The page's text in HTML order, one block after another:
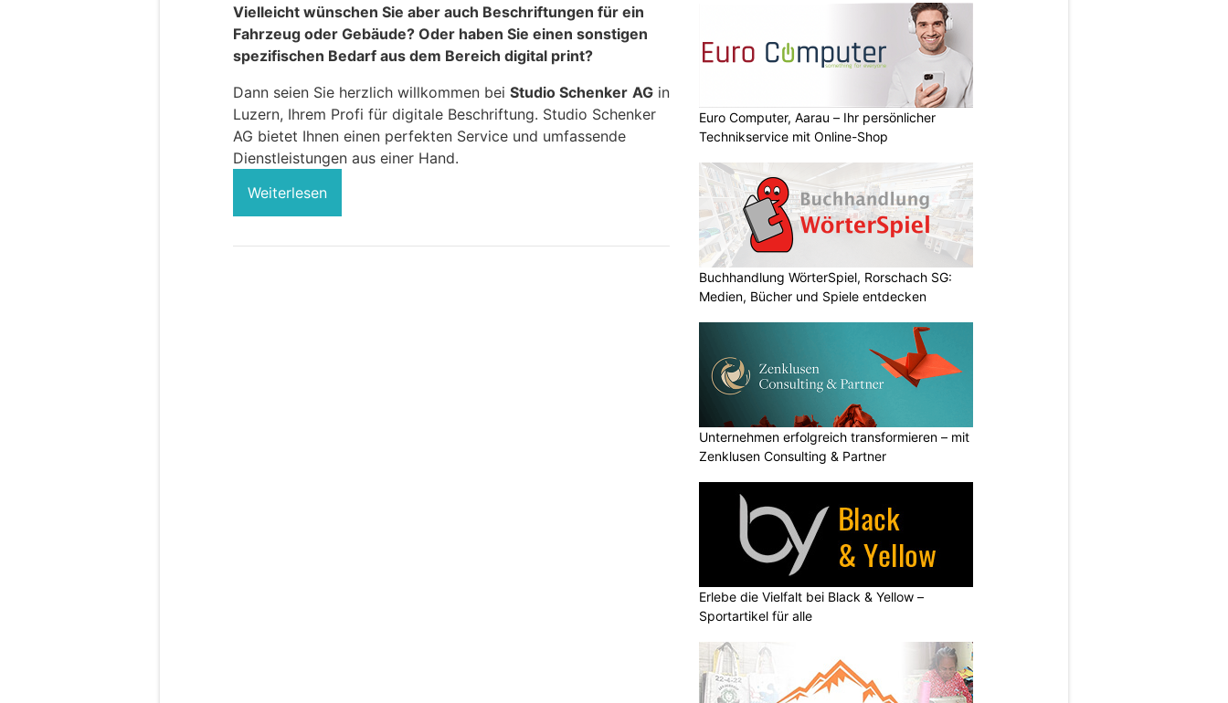
Vielleicht wünschen Sie aber auch Beschriftungen für ein
Fahrzeug oder Gebäude? Oder haben Sie einen sonstigen
spezifischen Bedarf aus dem Bereich digital print?
Dann seien Sie herzlich willkommen bei Studio Schenker AG in
Luzern, Ihrem Profi für digitale Beschriftung. Studio Schenker
AG bietet Ihnen einen perfekten Service und umfassende
Dienstleistungen aus einer Hand.
Weiterlesen
Euro Computer, Aarau – Ihr persönlicher
Technikservice mit Online-Shop
Buchhandlung WörterSpiel, Rorschach SG:
Medien, Bücher und Spiele entdecken
Unternehmen erfolgreich transformieren – mit
Zenklusen Consulting & Partner
Erlebe die Vielfalt bei Black & Yellow –
Sportartikel für alle